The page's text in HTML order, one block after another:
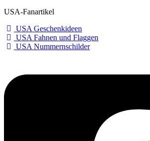
USA-Fanartikel
USA Geschenkideen
USA Fahnen und Flaggen
USA Nummernschilder